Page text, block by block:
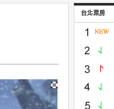
台北票房